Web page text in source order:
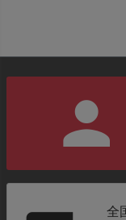
全